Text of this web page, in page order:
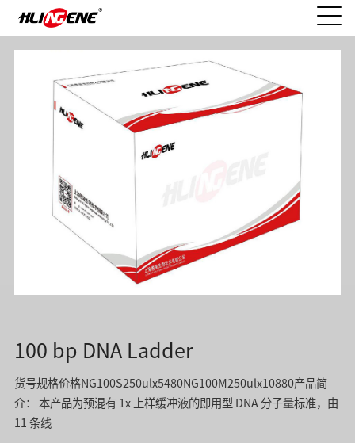
100 bp DNA Ladder
货号规格价格NG100S250ulx5480NG100M250ulx10880产品简
介： 本产品为预混有 1x 上样缓冲液的即用型 DNA 分子量标准，由
11 条线